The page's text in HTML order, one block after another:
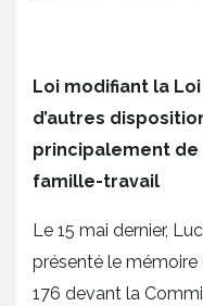
Loi modifiant la
d’autres
principalement
famille-travail
Le 15 mai dernier,
présenté le mémoire
176 devant la